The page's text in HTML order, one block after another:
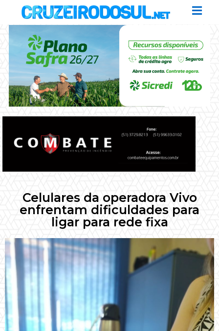
Celulares da operadora Vivo
enfrentam dificuldades para
ligar para rede fixa